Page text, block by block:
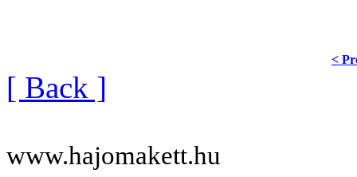
<
[ Back ]
www.hajomakett.hu